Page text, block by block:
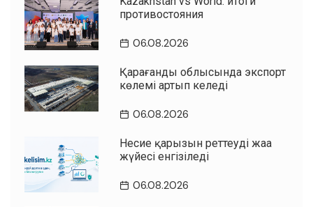
противостояния
06.08.2026
Қарағанды облысында экспорт
көлемі артып келеді
06.08.2026
Несие қарызын реттеудің жаңа
жүйесі енгізіледі
06.08.2026